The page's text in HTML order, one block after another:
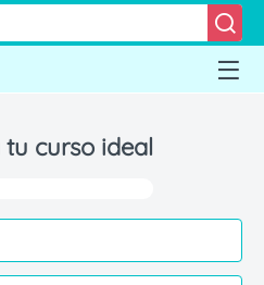
curso ideal